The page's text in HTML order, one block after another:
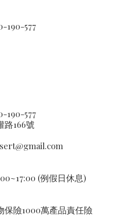
190-577
190-577
路166號
(例假日休息)
保險1000萬產品責任險